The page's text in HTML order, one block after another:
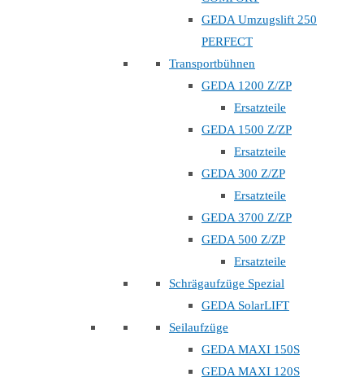
GEDA Umzugslift 250
PERFECT
Transportbühnen
GEDA 1200 Z/ZP
Ersatzteile
GEDA 1500 Z/ZP
Ersatzteile
GEDA 300 Z/ZP
Ersatzteile
GEDA 3700 Z/ZP
GEDA 500 Z/ZP
Ersatzteile
Schrägaufzüge Spezial
GEDA SolarLIFT
Seilaufzüge
GEDA MAXI 150S
GEDA MAXI 120S